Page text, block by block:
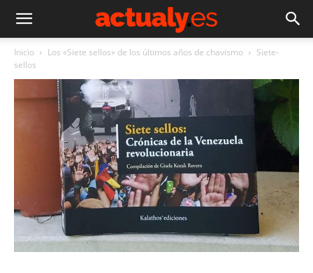
Inicio Los «Siete sellos» de los últimos años de chavismo
Siete-
sellos